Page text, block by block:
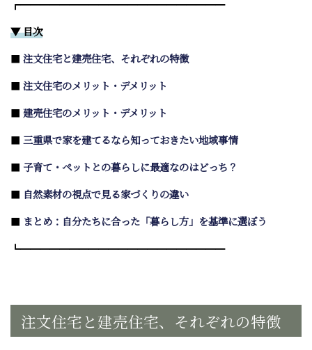
┏━━━━━━━━━━━━━━━━━━━━━
▼ 目次
■ 注文住宅と建売住宅、それぞれの特徴
■ 注文住宅のメリット・デメリット
■ 建売住宅のメリット・デメリット
■ 三重県で家を建てるなら知っておきたい地域事情
■ 子育て・ペットとの暮らしに最適なのはどっち？
■ 自然素材の視点で見る家づくりの違い
■ まとめ：自分たちに合った「暮らし方」を基準に選ぼう
┗━━━━━━━━━━━━━━━━━━━━━
注文住宅と建売住宅、それぞれの特徴